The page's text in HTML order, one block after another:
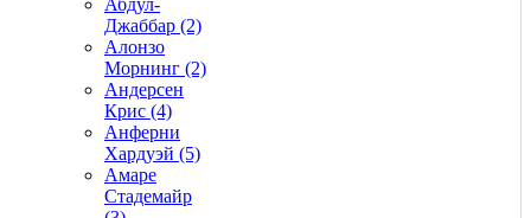
Джаббар (2)
Алонзо
Морнинг (2)
Андерсен
Крис (4)
Анферни
Xардуэй (5)
Амаре
Стадемайр